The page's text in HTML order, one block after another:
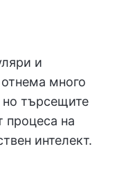
и
много
но търсещите
процеса на
интелект.